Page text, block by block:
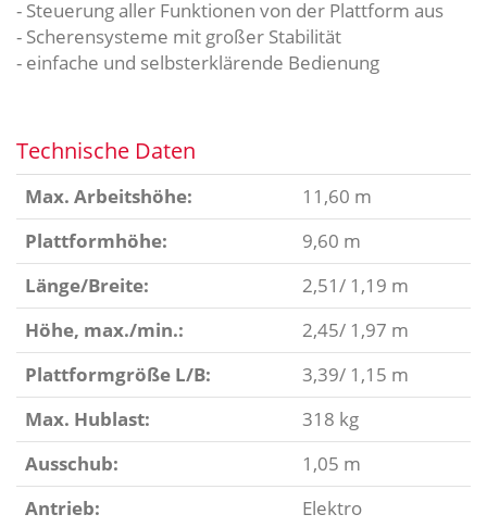
- Steuerung aller Funktionen von der Plattform aus
- Scherensysteme mit großer Stabilität
- einfache und selbsterklärende Bedienung
Technische Daten
Max. Arbeitshöhe:
11,60 m
Plattformhöhe:
9,60 m
Länge/Breite:
2,51/ 1,19 m
Höhe, max./min.:
2,45/ 1,97 m
Plattformgröße L/B:
3,39/ 1,15 m
Max. Hublast:
318 kg
Ausschub:
1,05 m
Antrieb:
Elektro